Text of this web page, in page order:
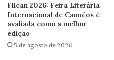
Flican 2026: Feira Literária
Internacional de Canudos é
avaliada como a melhor
edição
5 de agosto de 2026